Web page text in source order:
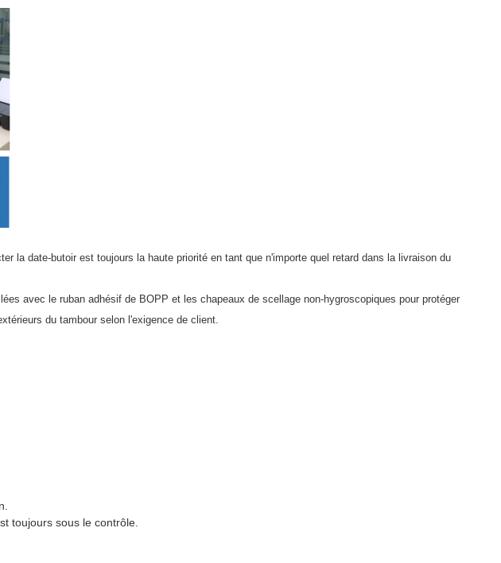
la date-butoir est toujours la haute priorité en tant que n'importe quel retard dans la livraison du
avec le ruban adhésif de BOPP et les chapeaux de scellage non-hygroscopiques pour protéger
du tambour selon l'exigence de client.
toujours sous le contrôle.